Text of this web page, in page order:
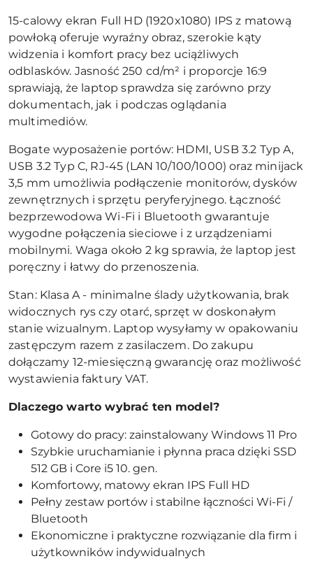
15-calowy ekran Full HD (1920x1080) IPS z matową
powłoką oferuje wyraźny obraz, szerokie kąty
widzenia i komfort pracy bez uciążliwych
odblasków. Jasność 250 cd/m² i proporcje 16:9
sprawiają, że laptop sprawdza się zarówno przy
dokumentach, jak i podczas oglądania
multimediów.
Bogate wyposażenie portów: HDMI, USB 3.2 Typ A,
USB 3.2 Typ C, RJ-45 (LAN 10/100/1000) oraz minijack
3,5 mm umożliwia podłączenie monitorów, dysków
zewnętrznych i sprzętu peryferyjnego. Łączność
bezprzewodowa Wi-Fi i Bluetooth gwarantuje
wygodne połączenia sieciowe i z urządzeniami
mobilnymi. Waga około 2 kg sprawia, że laptop jest
poręczny i łatwy do przenoszenia.
Stan: Klasa A - minimalne ślady użytkowania, brak
widocznych rys czy otarć, sprzęt w doskonałym
stanie wizualnym. Laptop wysyłamy w opakowaniu
zastępczym razem z zasilaczem. Do zakupu
dołączamy 12-miesięczną gwarancję oraz możliwość
wystawienia faktury VAT.
Dlaczego warto wybrać ten model?
Gotowy do pracy: zainstalowany Windows 11 Pro
Szybkie uruchamianie i płynna praca dzięki SSD
512 GB i Core i5 10. gen.
Komfortowy, matowy ekran IPS Full HD
Pełny zestaw portów i stabilne łączności Wi-Fi /
Bluetooth
Ekonomiczne i praktyczne rozwiązanie dla firm i
użytkowników indywidualnych